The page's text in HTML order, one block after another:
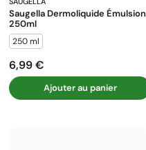
Saugella Dermoliquide Émulsion
250ml
250 ml
Prix
6,99 €
Ajouter au panier